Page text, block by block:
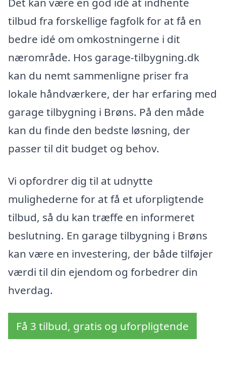
tilbud fra forskellige fagfolk for at få en
bedre idé om omkostningerne i dit
nærområde. Hos garage-tilbygning.dk
kan du nemt sammenligne priser fra
lokale håndværkere, der har erfaring med
garage tilbygning i Brøns. På den måde
kan du finde den bedste løsning, der
passer til dit budget og behov.
Vi opfordrer dig til at udnytte
mulighederne for at få et uforpligtende
tilbud, så du kan træffe en informeret
beslutning. En garage tilbygning i Brøns
kan være en investering, der både tilføjer
værdi til din ejendom og forbedrer din
hverdag.
Få 3 tilbud, gratis og uforpligtende